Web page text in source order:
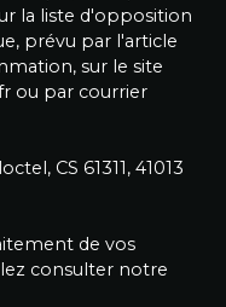
la liste d'opposition
prévu par l'article
sur le site
ou par courrier
CS 61311, 41013
de vos
consulter notre